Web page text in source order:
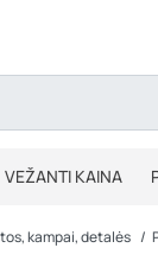
VEŽANTI KAINA
kampai, detalės